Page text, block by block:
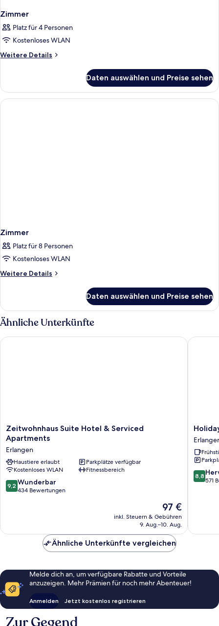
Zimmer
Platz für 4 Personen
Kostenloses WLAN
Weitere Details
Weitere
Daten auswählen und Preise sehen
Zimmer
Platz für 8 Personen
Kostenloses WLAN
Weitere Details
Weitere
Daten auswählen und Preise sehen
Ähnliche Unterkünfte
Zeitwohnhaus
Suite
Hotel
&
Serviced
Apartments
Erlangen
Zeitwohnhaus Suite Hotel & Serviced
Apartments
Erlangen
Haustiere erlaubt
Parkplätze verfügbar
Kostenloses WLAN
Fitnessbereich
9.2
von
9,2 Wunderbar
434 Bewertungen
Der
Preis
beträgt
97 €
inkl. Steuern & Gebühren
9. Aug.–10. Aug.
Zeitwohnhaus Suite Hotel & Serviced Apartments
Holiday
Inn
Express
by
IHG
8.8
von
8,8
571
Holiday
Ähnliche Unterkünfte vergleichen
Melde dich an, um verfügbare Rabatte und Vorteile
anzuzeigen. Mehr Prämien für noch mehr Abenteuer!
Anmelden Jetzt kostenlos registrieren